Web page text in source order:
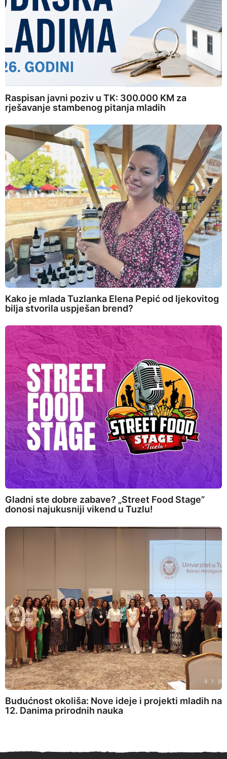
Raspisan javni poziv u TK: 300.000 KM za
rješavanje stambenog pitanja mladih
Kako je mlada Tuzlanka Elena Pepić od ljekovitog
bilja stvorila uspješan brend?
Gladni ste dobre zabave? „Street Food Stage”
donosi najukusniji vikend u Tuzlu!
Budućnost okoliša: Nove ideje i projekti mladih na
12. Danima prirodnih nauka